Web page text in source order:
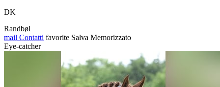
DK
Randbøl
mail Contatti favorite Salva Memorizzato
Eye-catcher